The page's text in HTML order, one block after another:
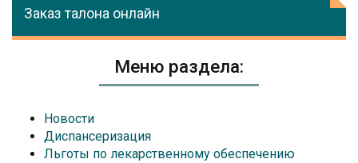
Заказ талона онлайн
Меню раздела:
Новости
Диспансеризация
Льготы по лекарственному обеспечению